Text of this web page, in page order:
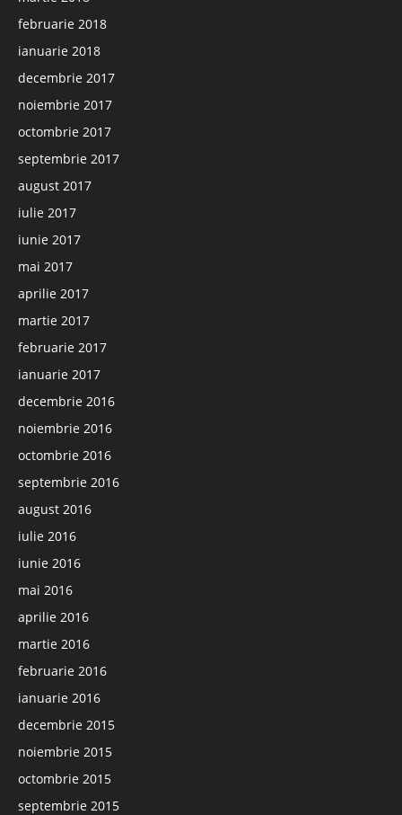
februarie 2018
ianuarie 2018
decembrie 2017
noiembrie 2017
octombrie 2017
septembrie 2017
august 2017
iulie 2017
iunie 2017
mai 2017
aprilie 2017
martie 2017
februarie 2017
ianuarie 2017
decembrie 2016
noiembrie 2016
octombrie 2016
septembrie 2016
august 2016
iulie 2016
iunie 2016
mai 2016
aprilie 2016
martie 2016
februarie 2016
ianuarie 2016
decembrie 2015
noiembrie 2015
octombrie 2015
septembrie 2015